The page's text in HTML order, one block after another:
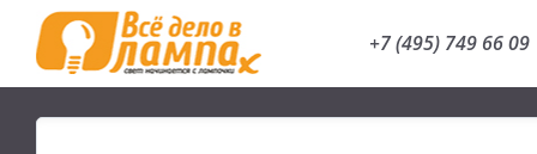
+7 (495) 749 66 09